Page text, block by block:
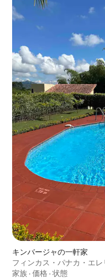
キンバージャの一軒家
フィンカス・パナカ・エ
家族 · 価格 · 状態